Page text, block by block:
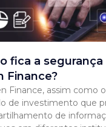
fica a segurança
Finance?
Finance, assim como
de investimento que
de